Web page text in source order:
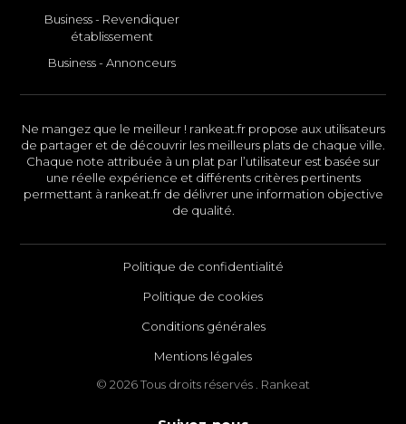
Business - Revendiquer
établissement
Business - Annonceurs
Ne mangez que le meilleur ! rankeat.fr propose aux utilisateurs
de partager et de découvrir les meilleurs plats de chaque ville.
Chaque note attribuée à un plat par l’utilisateur est basée sur
une réelle expérience et différents critères pertinents
permettant à rankeat.fr de délivrer une information objective
de qualité.
Politique de confidentialité
Politique de cookies
Conditions générales
Mentions légales
© 2026 Tous droits réservés . Rankeat